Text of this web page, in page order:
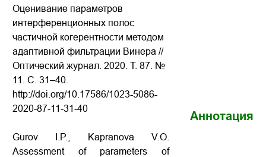
Оценивание параметров
интерференционных полос
частичной когерентности методом
адаптивной фильтрации Винера //
Оптический журнал. 2020. Т. 87. №
11. С. 31–40.
http://doi.org/10.17586/1023-5086-
2020-87-11-31-40
Gurov I.P., Kapranova V.O.
Assessment of parameters of
Аннотация